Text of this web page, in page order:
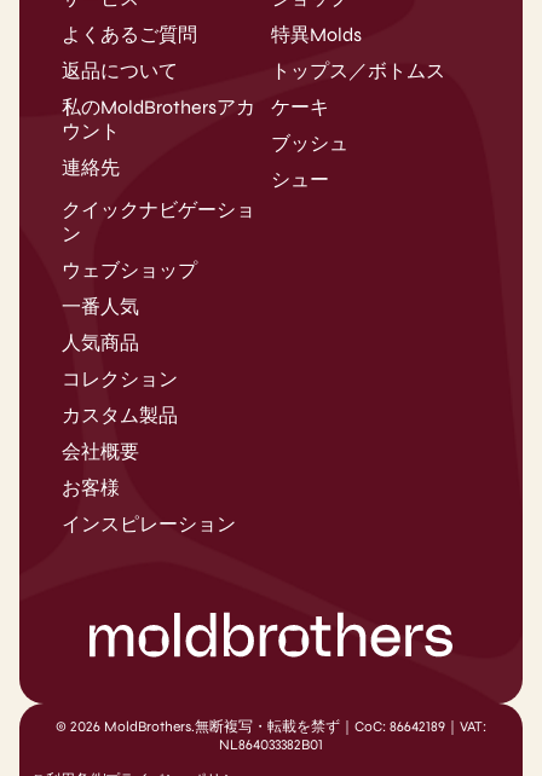
よくあるご質問
返品について
私のMoldBrothersアカ
ウント
連絡先
特異Molds
トップス／ボトムス
ケーキ
ブッシュ
シュー
クイックナビゲーショ
ン
ウェブショップ
一番人気
人気商品
コレクション
カスタム製品
会社概要
お客様
インスピレーション
© 2026 MoldBrothers.無断複写・転載を禁ず｜CoC: 86642189｜VAT:
NL864033382B01